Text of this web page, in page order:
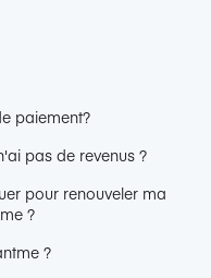
paiement?
pas de revenus ?
pour renouveler ma
?
?